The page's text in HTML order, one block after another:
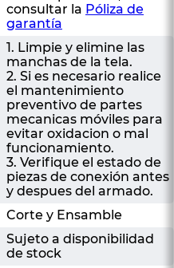
consultar la Póliza de
garantía
1. Limpie y elimine las
manchas de la tela.
2. Si es necesario realice
el mantenimiento
preventivo de partes
mecanicas móviles para
evitar oxidacion o mal
funcionamiento.
3. Verifique el estado de
piezas de conexión antes
y despues del armado.
Corte y Ensamble
Sujeto a disponibilidad
de stock